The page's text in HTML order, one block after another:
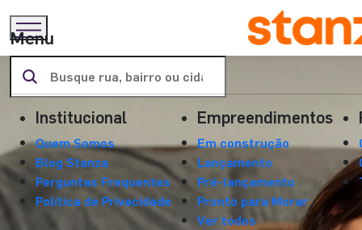
Menu
Institucional
Quem Somos
Blog Stanza
Perguntas Frequentes
Política de Privacidade
Empreendimentos
Em construção
Lançamento
Pré-lançamento
Pronto para Morar
Ver todos